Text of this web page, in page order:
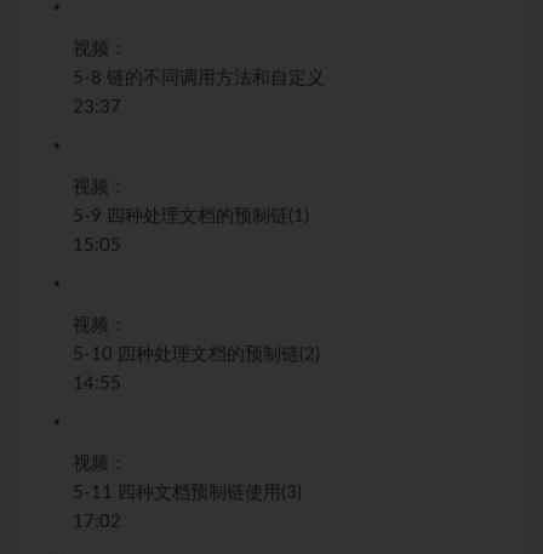
视频：
5-8 链的不同调用方法和自定义
23:37
视频：
5-9 四种处理文档的预制链(1)
15:05
视频：
5-10 四种处理文档的预制链(2)
14:55
视频：
5-11 四种文档预制链使用(3)
17:02